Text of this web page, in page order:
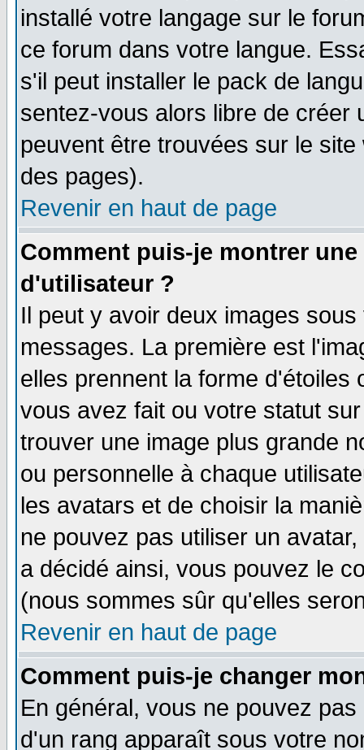
installé votre langage sur le
ce forum dans votre langue.
s'il peut installer le pack de
sentez-vous alors libre de créer
peuvent être trouvées sur le
des pages).
Revenir en haut de page
Comment puis-je montrer
d'utilisateur ?
Il peut y avoir deux images
messages. La première est
elles prennent la forme d'étoiles
vous avez fait ou votre statut
trouver une image plus grande
ou personnelle à chaque
les avatars et de choisir la
ne pouvez pas utiliser un
a décidé ainsi, vous pouvez le
(nous sommes sûr qu'elles
Revenir en haut de page
Comment puis-je changer
En général, vous ne pouvez
d'un rang apparaît sous votre